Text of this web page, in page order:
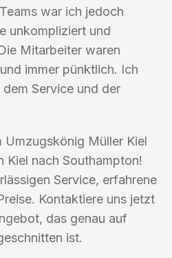
war ich jedoch
unkompliziert und
Mitarbeiter waren
immer pünktlich. Ich
Service und der
Umzugskönig Müller Kiel
Kiel nach Southampton!
Service, erfahrene
Kontaktiere uns jetzt
das genau auf
ist.